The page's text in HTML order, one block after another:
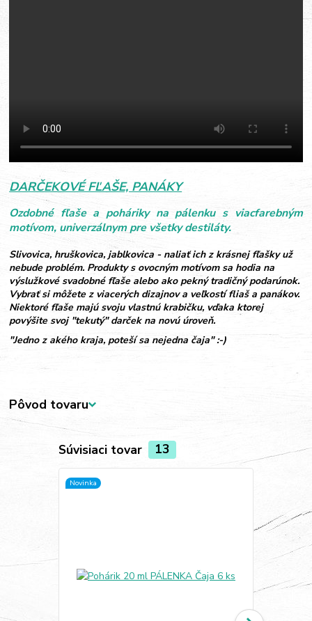
DARČEKOVÉ FĽAŠE, PANÁKY
Ozdobné fľaše a poháriky na pálenku s viacfarebným
motívom, univerzálnym pre všetky destiláty.
Slivovica, hruškovica, jablkovica - naliať ich z krásnej fľašky už
nebude problém. Produkty s ovocným motívom sa hodia na
výslužkové svadobné fľaše alebo ako pekný tradičný podarúnok.
Vybrať si môžete z viacerých dizajnov a veľkostí fliaš a panákov.
Niektoré fľaše majú svoju vlastnú krabičku, vďaka ktorej
povýšite svoj "tekutý" darček na novú úroveň.
"Jedno z akého kraja, poteší sa nejedna čaja" :-)
Pôvod tovaru
Súvisiaci tovar 13
Novinka